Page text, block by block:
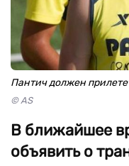
Пантич должен
© AS
В ближайшее
объявить о